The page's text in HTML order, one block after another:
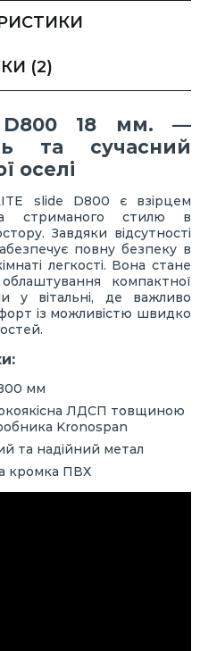
(2)
D800 18 мм. —
та сучасний
оселі
slide D800 є взірцем
стриманого стилю в
Завдяки відсутності
повну безпеку в
легкості. Вона стане
компактної
у вітальні, де важливо
із можливістю швидко
мм
ЛДСП товщиною
Kronospan
та надійний метал
кромка ПВХ